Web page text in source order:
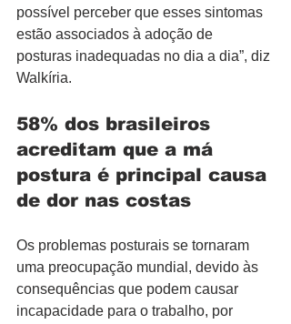
possível perceber que esses sintomas
estão associados à adoção de
posturas inadequadas no dia a dia”, diz
Walkíria.
58% dos brasileiros
acreditam que a má
postura é principal causa
de dor nas costas
Os problemas posturais se tornaram
uma preocupação mundial, devido às
consequências que podem causar
incapacidade para o trabalho, por